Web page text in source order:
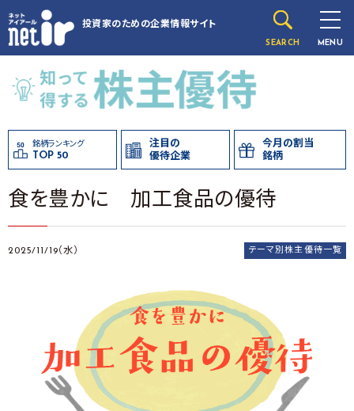
投資家のための企業情報サイト
SEARCH MENU
銘柄ランキング
TOP 50
注目の
優待企業
今月の割当
銘柄
食を豊かに 加工食品の優待
2025/11/19（水） テーマ別株主優待一覧